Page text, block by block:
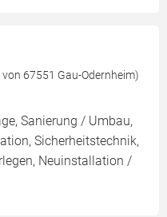
67551 Gau-Odernheim)
Sanierung / Umbau,
Sicherheitstechnik,
Neuinstallation /